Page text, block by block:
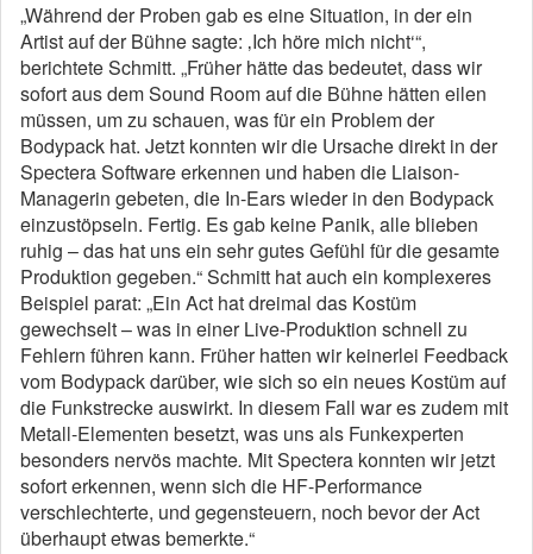
„Während der Proben gab es eine Situation, in der ein
Artist auf der Bühne sagte: ‚Ich höre mich nicht‘“,
berichtete Schmitt. „Früher hätte das bedeutet, dass wir
sofort aus dem Sound Room auf die Bühne hätten eilen
müssen, um zu schauen, was für ein Problem der
Bodypack hat. Jetzt konnten wir die Ursache direkt in der
Spectera Software erkennen und haben die Liaison-
Managerin gebeten, die In-Ears wieder in den Bodypack
einzustöpseln. Fertig. Es gab keine Panik, alle blieben
ruhig – das hat uns ein sehr gutes Gefühl für die gesamte
Produktion gegeben.“ Schmitt hat auch ein komplexeres
Beispiel parat: „Ein Act hat dreimal das Kostüm
gewechselt – was in einer Live-Produktion schnell zu
Fehlern führen kann. Früher hatten wir keinerlei Feedback
vom Bodypack darüber, wie sich so ein neues Kostüm auf
die Funkstrecke auswirkt. In diesem Fall war es zudem mit
Metall-Elementen besetzt, was uns als Funkexperten
besonders nervös machte. Mit Spectera konnten wir jetzt
sofort erkennen, wenn sich die HF-Performance
verschlechterte, und gegensteuern, noch bevor der Act
überhaupt etwas bemerkte.“